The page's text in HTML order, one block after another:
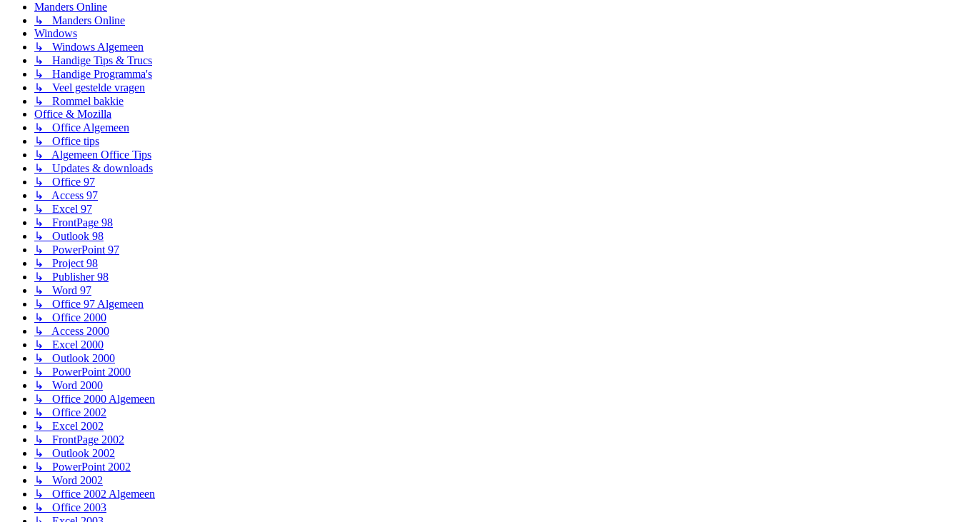
Manders Online
↳ Manders Online
Windows
↳ Windows Algemeen
↳ Handige Tips & Trucs
↳ Handige Programma's
↳ Veel gestelde vragen
↳ Rommel bakkie
Office & Mozilla
↳ Office Algemeen
↳ Office tips
↳ Algemeen Office Tips
↳ Updates & downloads
↳ Office 97
↳ Access 97
↳ Excel 97
↳ FrontPage 98
↳ Outlook 98
↳ PowerPoint 97
↳ Project 98
↳ Publisher 98
↳ Word 97
↳ Office 97 Algemeen
↳ Office 2000
↳ Access 2000
↳ Excel 2000
↳ Outlook 2000
↳ PowerPoint 2000
↳ Word 2000
↳ Office 2000 Algemeen
↳ Office 2002
↳ Excel 2002
↳ FrontPage 2002
↳ Outlook 2002
↳ PowerPoint 2002
↳ Word 2002
↳ Office 2002 Algemeen
↳ Office 2003